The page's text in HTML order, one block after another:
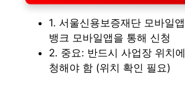
1. 서울신용보증재단 모바일
뱅크 모바일앱을 통해 신청
2. 중요: 반드시 사업장 위치
청해야 함 (위치 확인 필요)